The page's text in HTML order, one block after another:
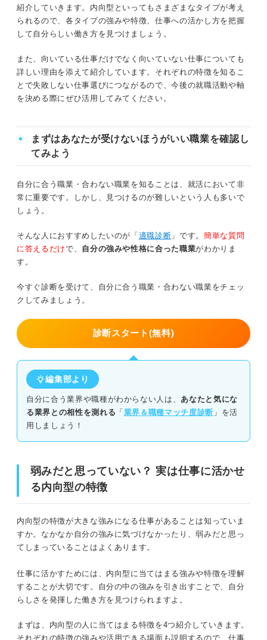
内向型におすすめの仕事選びとは？ キャリアコン
サルタントが解説！
合う仕事はしっかり見極めよう
悩んだらチェック！ 内向型が仕事をするうえで意
識すべきポイント
コミュニケーションは仕事の一つと割り切
紹介していきます。内向型といってもさまざまなタイプが考え
られるので、各タイプの強みや特徴、仕事への活かし方を把握
して自分らしい働き方を見つけましょう。
また、向いている仕事だけでなく向いていない仕事についても
詳しい理由を添えて紹介しています。それぞれの特徴を知るこ
とで失敗しない仕事選びにつながるので、今後の就職活動や軸
を決める際にぜひ活用してみてください。
まずはあなたが受けないほうがいい職業を確認し
てみよう
自分に合う職業・合わない職業を知ることは、就活において非
常に重要です。しかし、見つけるのが難しいという人も多いで
しょう。
そんな人におすすめしたいのが「 適職診断 」です。 簡単な質問
に答えるだけで、 自分の強みや性格に合った職業がわかりま
す。
今すぐ診断を受けて、自分に合う職業・合わない職業をチェッ
クしてみましょう。
診断スタート(無料)
編集部より
自分に合う業界や職種がわからない人は、 あなたと気にな
る業界との相性を測れる 「 業界＆職種マッチ度診断 」を活
用しましょう！
弱みだと思っていない？ 実は仕事に活かせ
る内向型の特徴
内向型の特徴が大きな強みになる仕事があることは知っていま
すか。なかなか自分の強みに気づけなかったり、弱みだと思っ
てしまっていることはよくあります。
仕事に活かすためには、内向型に当てはまる強みや特徴を理解
することが大切です。自分の中の強みを引き出すことで、自分
らしさを発揮した働き方を見つけられますよ。
まずは、内向型の人に当てはまる特徴を4つ紹介していきます。
それぞれの特徴の強みや活用できる場面も説明するので、仕事
突発的な業務などの刺激に敏感
内向型に向いている仕事のタイプとは？
1対1でサポートをする仕事
コミュニケーションの頻度が少ない仕事
一つのことを熟考・分析する仕事
内向型に向いている仕事15選をタイプ別に紹介！
1対1でサポートができる内向型に向いている仕事
コミュニケーションの頻度が少ない内向型に向いている仕事
一つのことを熟考・分析する内向型に向いている仕事
要注意！ 内向的な人が苦手だと感じる仕事をタイプ別に
新しい人とかかわることが多い仕事
関連Q&A
スピードが重視される仕事
自分の裁量で進められない仕事
チームワークを必要とする仕事
内向型が自分らしく働くための仕事選びのコツ
自分がどんな内向型なのかを明確にする
ントが解説！
内向型・外向型だけで判断するのは危険！ 自分に合う仕